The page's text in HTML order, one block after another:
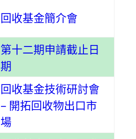
回收基金簡介會
第十二期申請截止日
期
回收基金技術研討會
– 開拓回收物出口市
場